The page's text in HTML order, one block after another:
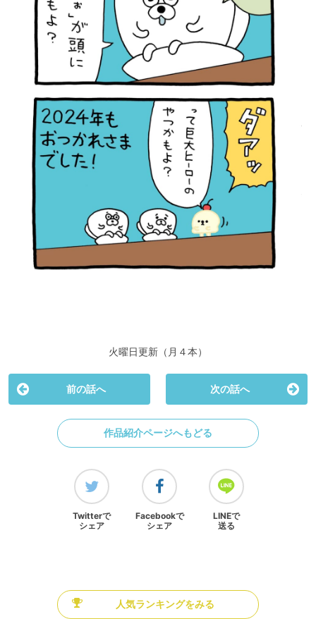
火曜日更新（月４本）
前の話へ 次の話へ
作品紹介ページへもどる
Twitterで
シェア
Facebookで
シェア
LINEで
送る
人気ランキングをみる